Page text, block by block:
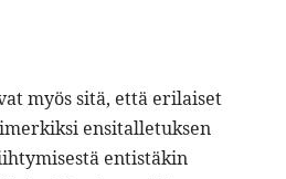
myös sitä, että erilaiset
ensitalletuksen
entistäkin